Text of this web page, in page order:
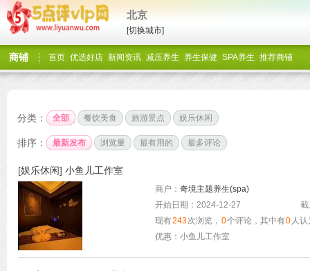
北京
[切换城市]
商铺 首页 优选好店 新闻资讯 减压养生 养生保健 SPA养生 推荐商铺
分类： 全部 餐饮美食 旅游景点 娱乐休闲
排序： 最新发布 浏览量 最有用的 最多评论
[娱乐休闲] 小鱼儿工作室
商户： 奇境主题养生(spa)
开始日期：2024-12-27
现有243次浏览， 0个评论，其中有0 人
优惠：小鱼儿工作室